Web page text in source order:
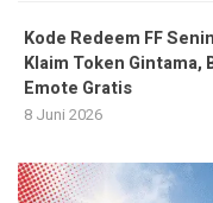
Kode Redeem FF
Klaim Token
Emote Gratis
8 Juni 2026